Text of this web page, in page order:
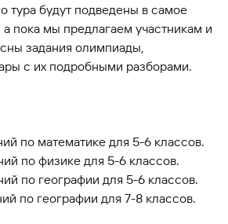
тура будут подведены в самое
пока мы предлагаем участникам и
задания олимпиады,
с их подробными разборами.
по математике для 5-6 классов.
по физике для 5-6 классов.
по географии для 5-6 классов.
по географии для 7-8 классов.